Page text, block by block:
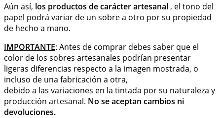
Aún así, los productos de carácter artesanal , el tono del
papel podrá variar de un sobre a otro por su propiedad
de hecho a mano.
IMPORTANTE: Antes de comprar debes saber que el
color de los sobres artesanales podrían presentar
ligeras diferencias respecto a la imagen mostrada, o
incluso de una fabricación a otra,
debido a las variaciones en la tintada por su naturaleza y
producción artesanal. No se aceptan cambios ni
devoluciones.